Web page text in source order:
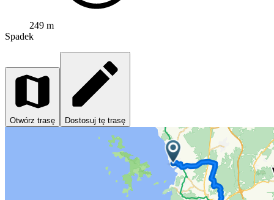
249 m
Spadek
Otwórz trasę Dostosuj tę trasę